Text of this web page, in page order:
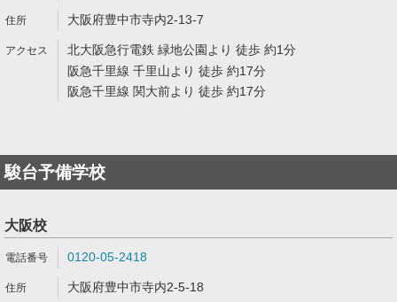
大阪府豊中市寺内2-13-7
北大阪急行電鉄 緑地公園より 徒歩 約1分
阪急千里線 千里山より 徒歩 約17分
阪急千里線 関大前より 徒歩 約17分
駿台予備学校
大阪校
0120-05-2418
大阪府豊中市寺内2-5-18